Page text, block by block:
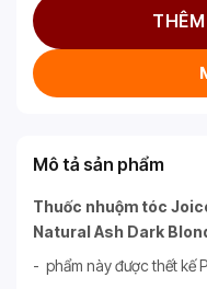
Mô tả sản phẩm
Thuốc nhuộm tóc
Natural Ash Dark
- phẩm này được thết kế